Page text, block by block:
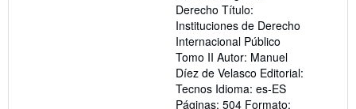
Derecho Título:
Instituciones de Derecho
Internacional Público
Tomo II Autor: Manuel
Díez de Velasco Editorial:
Tecnos Idioma: es-ES
Páginas: 504 Formato: